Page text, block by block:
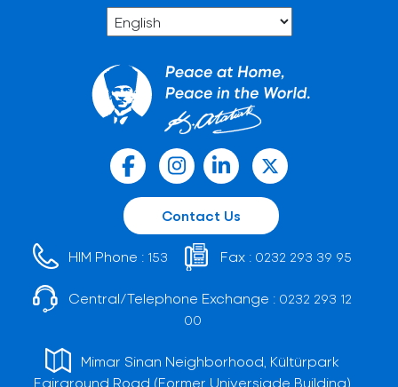
Contact Us
HIM Phone : 153 Fax : 0232 293 39 95
Central/Telephone Exchange : 0232 293 12
00
Mimar Sinan Neighborhood, Kültürpark
Fairground Road (Former Universiade Building)